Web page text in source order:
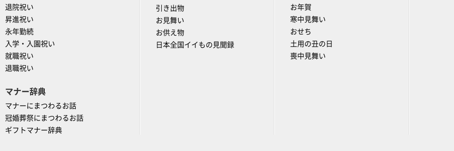
退院祝い
昇進祝い
永年勤続
入学・入園祝い
就職祝い
退職祝い
マナー辞典
マナーにまつわるお話
冠婚葬祭にまつわるお話
ギフトマナー辞典
引き出物
お見舞い
お供え物
日本全国イイもの見聞録
お年賀
寒中見舞い
おせち
土用の丑の日
喪中見舞い